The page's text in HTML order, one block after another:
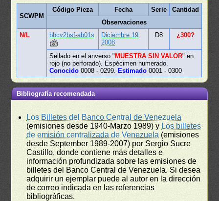
SCWPM
Código Pieza Fecha Serie
Cantidad
Observaciones
N/L
bbcv2bsf-ab01s
Diciembre 19
2008
D8 ¿300?
Sellado en el anverso "MUESTRA SIN VALOR" en
rojo (no perforado). Espécimen numerado.
Conocido 0008 - 0299.Estimado 0001 - 0300
Bibliografía recomendada
Los Billetes del Banco Central de Venezuela
(emisiones desde 1940-Marzo 1989) y Los billetes
de emisión centralizada de Venezuela (emisiones
desde September 1989-2007) por Sergio Sucre
Castillo, donde contiene más detalles e
información profundizada sobre las emisiones de
billetes del Banco Central de Venezuela. Si desea
adquirir un ejemplar puede al autor en la dirección
de correo indicada en las referencias
bibliográficas.